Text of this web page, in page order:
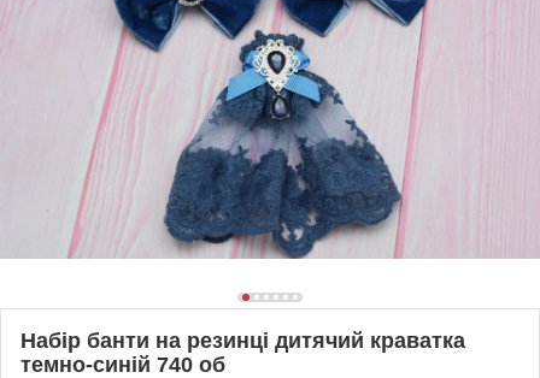
Набір банти на резинці дитячий краватка
темно-синій 740 об